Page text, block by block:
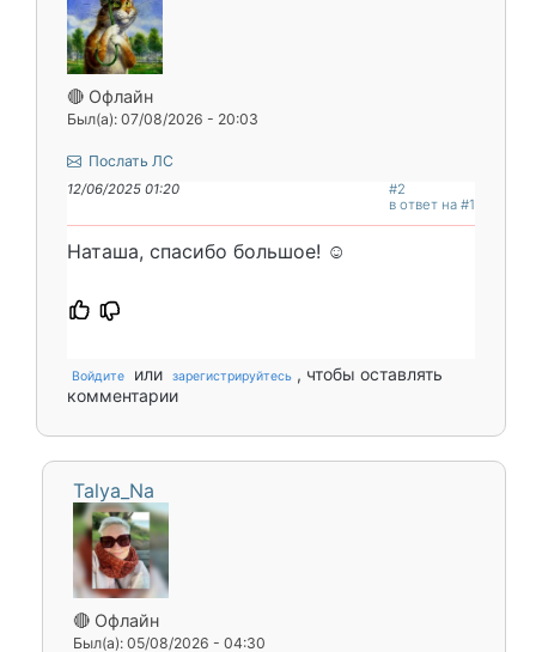
🔴 Офлайн
Был(а): 07/08/2026 - 20:03
Послать ЛС
12/06/2025 01:20
#2
в ответ на #1
Наташа, спасибо большое! ☺️
Войдите или зарегистрируйтесь , чтобы оставлять
комментарии
Talya_Na
🔴 Офлайн
Был(а): 05/08/2026 - 04:30